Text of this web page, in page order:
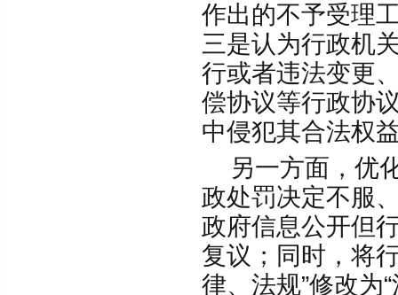
作出的不予受理
三是认为行政机
行或者违法变更
偿协议等行政协
中侵犯其合法权
另一方面，优
政处罚决定不服
政府信息公开但
复议；同时，将
律、法规”修改为